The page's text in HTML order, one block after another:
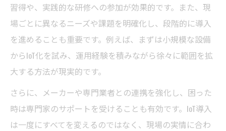
習得や、実践的な研修への参加が効果的です。また、現
場ごとに異なるニーズや課題を明確化し、段階的に導入
を進めることも重要です。例えば、まずは小規模な設備
からIoT化を試み、運用経験を積みながら徐々に範囲を拡
大する方法が現実的です。
さらに、メーカーや専門業者との連携を強化し、困った
時は専門家のサポートを受けることも有効です。IoT導入
は一度にすべてを変えるのではなく、現場の実情に合わ